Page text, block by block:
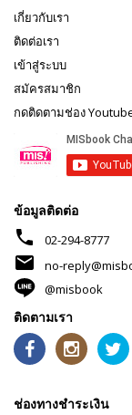
เกี่ยวกับเรา
ติดต่อเรา
เข้าสู่ระบบ
สมัครสมาชิก
กดติดตามช่อง
ข้อมูลติดต่อ
phone 02-294-8777
mail
no-
@misbook
ติดตามเรา
ช่องทางชำระเงิน